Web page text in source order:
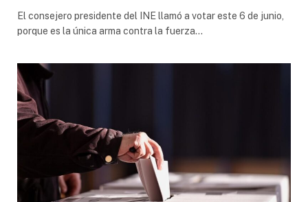
El consejero presidente del INE llamó a votar este 6 de junio,
porque es la única arma contra la fuerza…